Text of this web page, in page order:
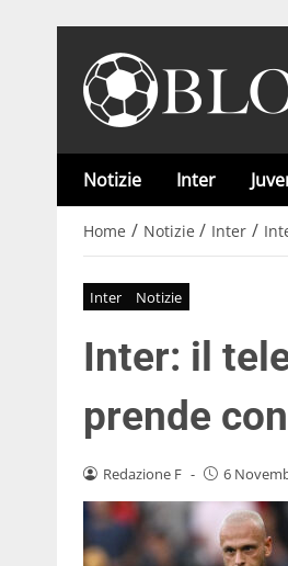
Notizie Inter
Home / Notizie / Inter /
Inter Notizie
Inter: il
prende
Redazione F - 6